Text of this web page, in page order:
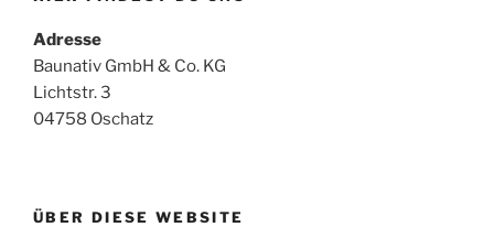
Adresse
Baunativ GmbH & Co. KG
Lichtstr. 3
04758 Oschatz
ÜBER DIESE WEBSITE